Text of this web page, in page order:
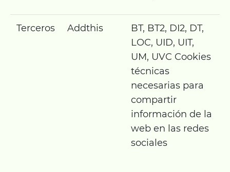
Terceros Addthis
BT, BT2, DI2, DT,
LOC, UID, UIT,
UM, UVC Cookies
técnicas
necesarias para
compartir
información de la
web en las redes
sociales